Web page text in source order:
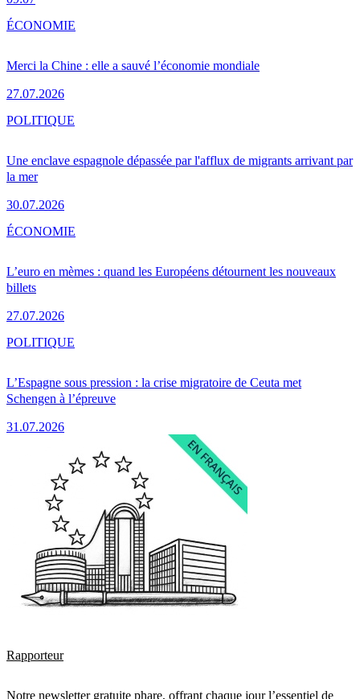
Merci la Chine : elle a sauvé l’économie mondiale
27.07.2026
ÉCONOMIE
Une enclave espagnole dépassée par l'afflux de migrants arrivant par
la mer
30.07.2026
POLITIQUE
L’euro en mèmes : quand les Européens détournent les nouveaux
billets
27.07.2026
ÉCONOMIE
L’Espagne sous pression : la crise migratoire de Ceuta met
Schengen à l’épreuve
31.07.2026
POLITIQUE
Rapporteur
Notre newsletter gratuite phare, offrant chaque jour l’essentiel de